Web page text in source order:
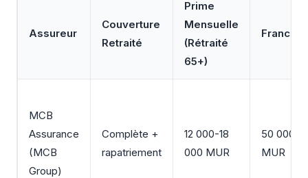
Assureur
Couverture
Retraité
Prime
Mensuelle
(Rétraité
65+)
MCB
Assurance
(MCB
Group)
Complète +
rapatriement
12 000-18
000 MUR
50 000
MUR